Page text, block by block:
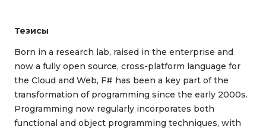
Тезисы
Born in a research lab, raised in the enterprise and
now a fully open source, cross-platform language for
the Cloud and Web, F# has been a key part of the
transformation of programming since the early 2000s.
Programming now regularly incorporates both
functional and object programming techniques, with